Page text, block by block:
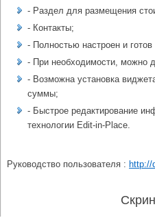
- Раздел для размещения
- Контакты;
- Полностью настроен и
- При необходимости, можно
- Возможна установка
суммы;
- Быстрое редактирование
технологии Edit-in-Place.
Руководство пользователя : http://